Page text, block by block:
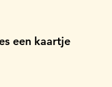
een kaartje